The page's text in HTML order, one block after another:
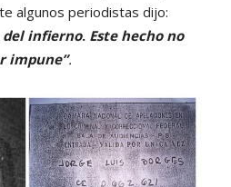
algunos periodistas dijo:
del infierno. Este hecho no
impune”.